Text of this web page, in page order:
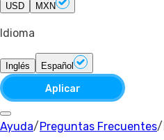
USD MXN
Idioma
Inglés Español
Aplicar
Ayuda/ Preguntas Frecuentes/